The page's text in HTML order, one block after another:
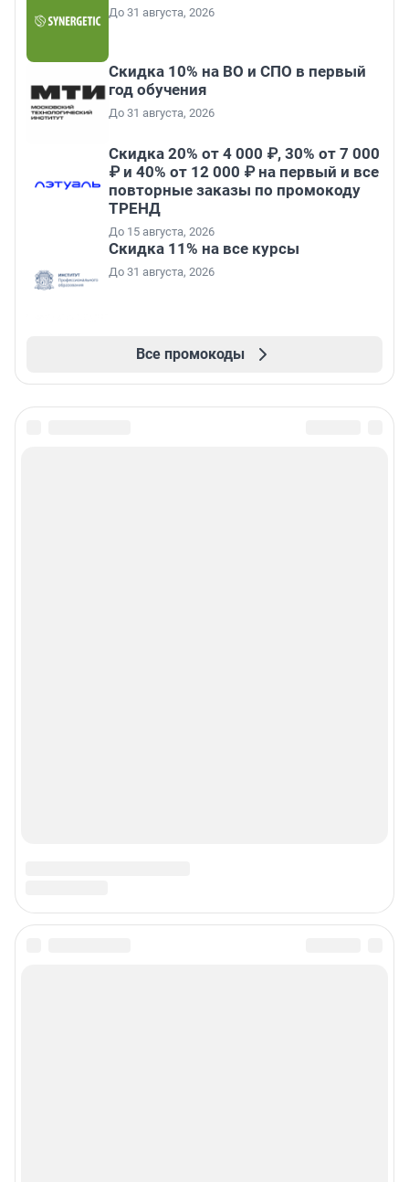
До 31 августа, 2026
Скидка 10% на ВО и СПО в первый
год обучения
До 31 августа, 2026
Скидка 20% от 4 000 ₽, 30% от 7 000
₽ и 40% от 12 000 ₽ на первый и все
повторные заказы по промокоду
ТРЕНД
До 15 августа, 2026
Скидка 11% на все курсы
До 31 августа, 2026
Все промокоды